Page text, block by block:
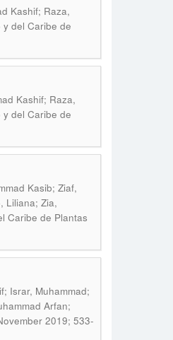
Kashif; Raza,
del Caribe de
Kashif; Raza,
del Caribe de
Kasib; Ziaf,
Liliana; Zia,
Caribe de Plantas
Israr, Muhammad;
Arfan;
2019; 533-